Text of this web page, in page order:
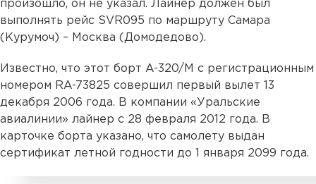
произошло, он не указал. Лайнер должен был
выполнять рейс SVR095 по маршруту Самара
(Курумоч) – Москва (Домодедово).
Известно, что этот борт A-320/M с регистрационным
номером RA-73825 совершил первый вылет 13
декабря 2006 года. В компании «Уральские
авиалинии» лайнер с 28 февраля 2012 года. В
карточке борта указано, что самолету выдан
сертификат летной годности до 1 января 2099 года.